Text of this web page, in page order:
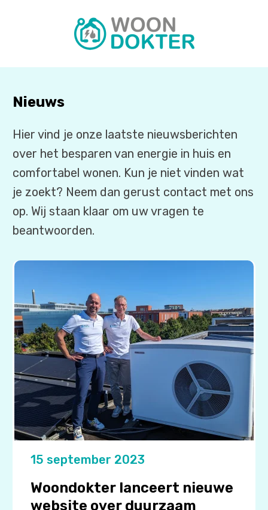
Nieuws
Hier vind je onze laatste nieuwsberichten
over het besparen van energie in huis en
comfortabel wonen. Kun je niet vinden wat
je zoekt? Neem dan gerust contact met ons
op. Wij staan klaar om uw vragen te
beantwoorden.
15 september 2023
Woondokter lanceert nieuwe
website over duurzaam